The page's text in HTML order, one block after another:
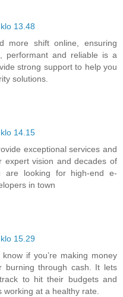
13.48
more shift online, ensuring
performant and reliable is a
strong support to help you
solutions.
14.15
exceptional services and
expert vision and decades of
are looking for high-end e-
in town
15.29
if you’re making money
burning through cash. It lets
to hit their budgets and
at a healthy rate.